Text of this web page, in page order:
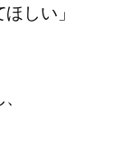
しい」